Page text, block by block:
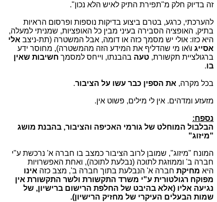
זה בדיוק חלק מ"תפירת התיק לאיש הלא נכון".
להערכתי, כרגע, בטרם ביצוע בדיקות נוספות ופרסום הראיות
בתיק, האופציה הסבירה בעיני מבין כל האופציות, שמניתי למעלה,
היא כזו: אולי יש מסמך כזה או דומה, אבל המשטרה (תת-ניצב אלי
אסייג ו\או מי שהדליף את המידע הזה מהמשטרה), מחוסר ידע
ברגולציית תקשורת, טעה בהבנתו, וייחס למסמך חשיבות שאין
בו.
בכל מקרה, את הספין כבר עשו על הציבור.
מזעזע ומדהים. אין לי מילים, פשוט אין.
נספח:
הבלבול המוחלט של גורמי האכיפה והציבור, בהבנת מושג
"מיזוג"
המונח "מיזוג", שמובן לרוב הציבור כמצב בו חברה א' נרכשת ע"י
חברה ב' וממוזגת לתוכה (נבלעת לתוכה), ואחת האפשרויות
היא מחיקת חברה א' הנבלעת בתוך חברה ב', מצב כזה אינו
מפוקח רגולטורית ע"י משרד התקשורת ולשר התקשורת אין
נגיעה אליו (אלא בהיבט של החלפת הרישום ברישיון, של
שמות הבעלים העיקרי של מחזיק הרישיון).